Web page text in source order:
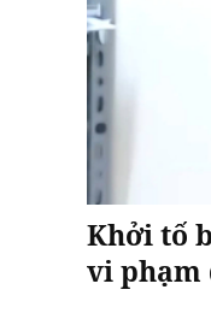
Khởi tố
vi phạm